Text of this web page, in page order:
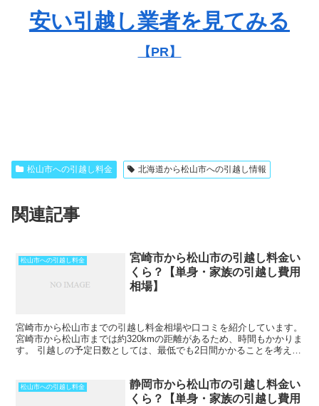
安い引越し業者を見てみる
【PR】
松山市への引越し料金 北海道から松山市への引越し情報
関連記事
松山市への引越し料金
宮崎市から松山市の引越し料金い
くら？【単身・家族の引越し費用
相場】
宮崎市から松山市までの引越し料金相場や口コミを紹介しています。
宮崎市から松山市までは約320kmの距離があるため、時間もかかりま
す。 引越しの予定日数としては、最低でも2日間かかることを考えて
松山市への引越し料金
静岡市から松山市の引越し料金い
くら？【単身・家族の引越し費用